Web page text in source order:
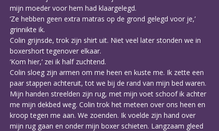
mijn moeder voor hem had klaargelegd.
‘Ze hebben geen extra matras op de grond gelegd voor je,’
grinnikte ik.
Colin grijnsde, trok zijn shirt uit. Niet veel later stonden we in
boxershort tegenover elkaar.
‘Kom hier,’ zei ik half zuchtend.
Colin sloeg zijn armen om me heen en kuste me. Ik zette een
paar stappen achteruit, tot we bij de rand van mijn bed waren.
Mijn handen streelden zijn rug, met mijn voet schoof ik achter
me mijn dekbed weg. Colin trok het meteen over ons heen en
kroop tegen me aan. We zoenden. Ik voelde zijn hand over
mijn rug gaan en onder mijn boxer schieten. Langzaam gleed